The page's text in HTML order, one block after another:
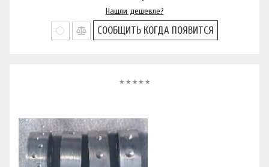
Нашли дешевле?
СООБЩИТЬ КОГДА ПОЯВИТСЯ